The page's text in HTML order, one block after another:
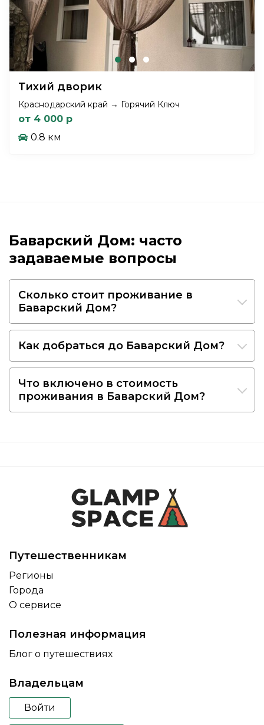
Тихий дворик
Краснодарский край → Горячий Ключ
от 4 000 р
0.8 км
Баварский Дом: часто
задаваемые вопросы
Сколько стоит проживание в
Баварский Дом?
Как добраться до Баварский Дом?
Что включено в стоимость
проживания в Баварский Дом?
Путешественникам
Регионы
Города
О сервисе
Полезная информация
Блог о путешествиях
Владельцам
Войти